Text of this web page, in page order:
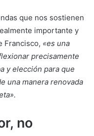
que nos sostienen
importante y
Francisco, «es una
precisamente
y elección para que
una manera renovada
no